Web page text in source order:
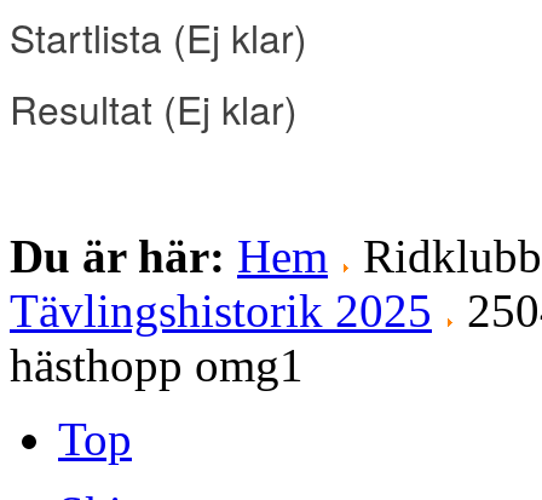
Startlista (Ej klar)
Resultat (Ej klar)
Du är här: Hem
Tävlingshistorik 2025
hästhopp omg1
Top